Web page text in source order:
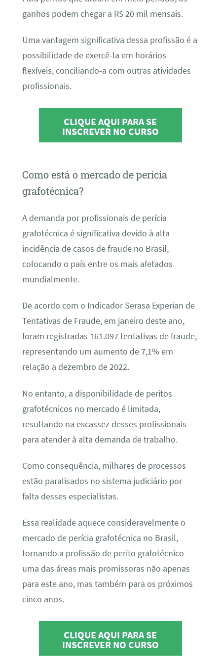
ganhos podem chegar a R$ 20 mil mensais.
Uma vantagem significativa dessa profissão é a
possibilidade de exercê-la em horários
flexíveis, conciliando-a com outras atividades
profissionais.
CLIQUE AQUI PARA SE
INSCREVER NO CURSO
Como está o mercado de perícia
grafotécnica?
A demanda por profissionais de perícia
grafotécnica é significativa devido à alta
incidência de casos de fraude no Brasil,
colocando o país entre os mais afetados
mundialmente.
De acordo com o Indicador Serasa Experian de
Tentativas de Fraude, em janeiro deste ano,
foram registradas 161.097 tentativas de fraude,
representando um aumento de 7,1% em
relação a dezembro de 2022.
No entanto, a disponibilidade de peritos
grafotécnicos no mercado é limitada,
resultando na escassez desses profissionais
para atender à alta demanda de trabalho.
Como consequência, milhares de processos
estão paralisados no sistema judiciário por
falta desses especialistas.
Essa realidade aquece consideravelmente o
mercado de perícia grafotécnica no Brasil,
tornando a profissão de perito grafotécnico
uma das áreas mais promissoras não apenas
para este ano, mas também para os próximos
cinco anos.
CLIQUE AQUI PARA SE
INSCREVER NO CURSO